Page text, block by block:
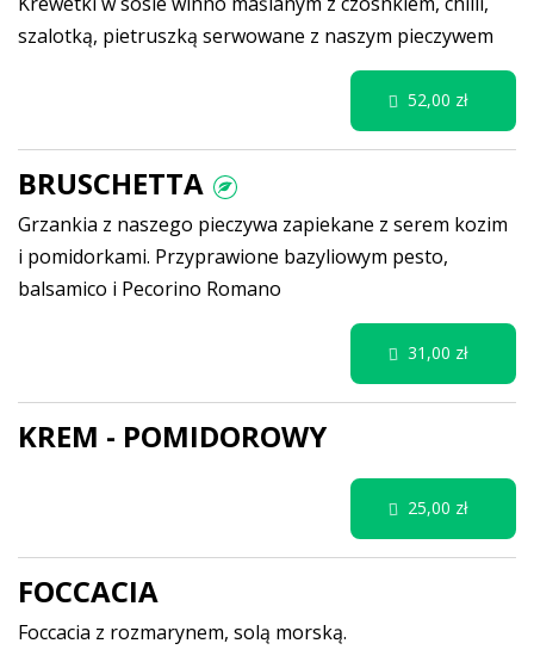
szalotką, pietruszką serwowane z naszym pieczywem
BRUSCHETTA
Grzankia z naszego pieczywa zapiekane z serem kozim
i pomidorkami. Przyprawione bazyliowym pesto,
balsamico i Pecorino Romano
KREM - POMIDOROWY
FOCCACIA
Foccacia z rozmarynem, solą morską.